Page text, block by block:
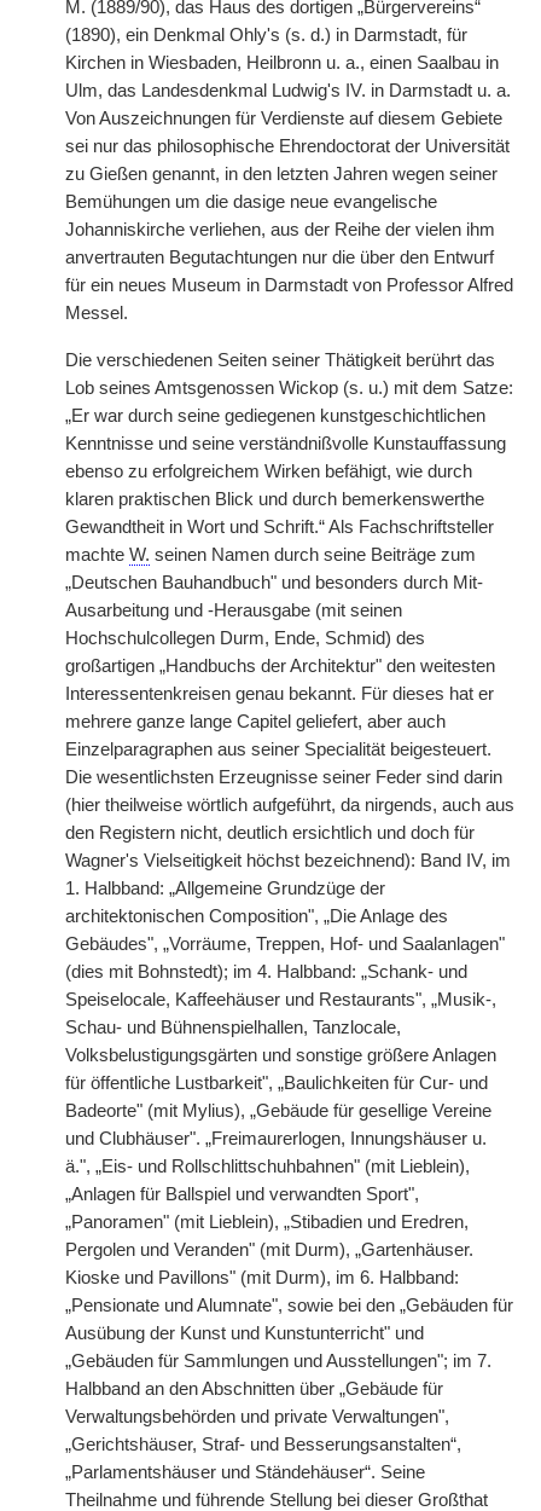
M. (1889/90), das Haus des dortigen „Bürgervereins“
(1890), ein Denkmal Ohly's (s. d.) in Darmstadt, für
Kirchen in Wiesbaden, Heilbronn u. a., einen Saalbau in
Ulm, das Landesdenkmal Ludwig's IV. in Darmstadt u. a.
Von Auszeichnungen für Verdienste auf diesem Gebiete
sei nur das philosophische Ehrendoctorat der Universität
zu Gießen genannt, in den letzten Jahren wegen seiner
Bemühungen um die dasige neue evangelische
Johanniskirche verliehen, aus der Reihe der vielen ihm
anvertrauten Begutachtungen nur die über den Entwurf
für ein neues Museum in Darmstadt von Professor Alfred
Messel.
Die verschiedenen Seiten seiner Thätigkeit berührt das
Lob seines Amtsgenossen Wickop (s. u.) mit dem Satze:
„Er war durch seine gediegenen kunstgeschichtlichen
Kenntnisse und seine verständnißvolle Kunstauffassung
ebenso zu erfolgreichem Wirken befähigt, wie durch
klaren praktischen Blick und durch bemerkenswerthe
Gewandtheit in Wort und Schrift.“ Als Fachschriftsteller
machte W. seinen Namen durch seine Beiträge zum
„Deutschen Bauhandbuch" und besonders durch Mit-
Ausarbeitung und -Herausgabe (mit seinen
Hochschulcollegen Durm, Ende, Schmid) des
großartigen „Handbuchs der Architektur" den weitesten
Interessentenkreisen genau bekannt. Für dieses hat er
mehrere ganze lange Capitel geliefert, aber auch
Einzelparagraphen aus seiner Specialität beigesteuert.
Die wesentlichsten Erzeugnisse seiner Feder sind darin
(hier theilweise wörtlich aufgeführt, da nirgends, auch aus
den Registern nicht, deutlich ersichtlich und doch für
Wagner's Vielseitigkeit höchst bezeichnend): Band IV, im
1. Halbband: „Allgemeine Grundzüge der
architektonischen Composition", „Die Anlage des
Gebäudes", „Vorräume, Treppen, Hof- und Saalanlagen"
(dies mit Bohnstedt); im 4. Halbband: „Schank- und
Speiselocale, Kaffeehäuser und Restaurants", „Musik-,
Schau- und Bühnenspielhallen, Tanzlocale,
Volksbelustigungsgärten und sonstige größere Anlagen
für öffentliche Lustbarkeit", „Baulichkeiten für Cur- und
Badeorte" (mit Mylius), „Gebäude für gesellige Vereine
und Clubhäuser". „Freimaurerlogen, Innungshäuser u.
ä.", „Eis- und Rollschlittschuhbahnen" (mit Lieblein),
„Anlagen für Ballspiel und verwandten Sport",
„Panoramen" (mit Lieblein), „Stibadien und Eredren,
Pergolen und Veranden" (mit Durm), „Gartenhäuser.
Kioske und Pavillons" (mit Durm), im 6. Halbband:
„Pensionate und Alumnate", sowie bei den „Gebäuden für
Ausübung der Kunst und Kunstunterricht" und
„Gebäuden für Sammlungen und Ausstellungen"; im 7.
Halbband an den Abschnitten über „Gebäude für
Verwaltungsbehörden und private Verwaltungen",
„Gerichtshäuser, Straf- und Besserungsanstalten“,
„Parlamentshäuser und Ständehäuser“. Seine
Theilnahme und führende Stellung bei dieser Großthat